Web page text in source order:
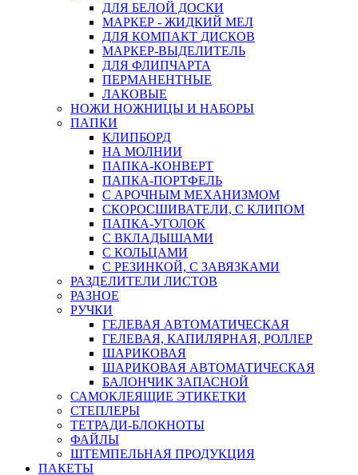
ДЛЯ БЕЛОЙ ДОСКИ
МАРКЕР - ЖИДКИЙ МЕЛ
ДЛЯ КОМПАКТ ДИСКОВ
МАРКЕР-ВЫДЕЛИТЕЛЬ
ДЛЯ ФЛИПЧАРТА
ПЕРМАНЕНТНЫЕ
ЛАКОВЫЕ
НОЖИ НОЖНИЦЫ И НАБОРЫ
ПАПКИ
КЛИПБОРД
НА МОЛНИИ
ПАПКА-КОНВЕРТ
ПАПКА-ПОРТФЕЛЬ
С АРОЧНЫМ МЕХАНИЗМОМ
СКОРОСШИВАТЕЛИ, С КЛИПОМ
ПАПКА-УГОЛОК
С ВКЛАДЫШАМИ
С КОЛЬЦАМИ
С РЕЗИНКОЙ, С ЗАВЯЗКАМИ
РАЗДЕЛИТЕЛИ ЛИСТОВ
РАЗНОЕ
РУЧКИ
ГЕЛЕВАЯ АВТОМАТИЧЕСКАЯ
ГЕЛЕВАЯ, КАПИЛЯРНАЯ, РОЛЛЕР
ШАРИКОВАЯ
ШАРИКОВАЯ АВТОМАТИЧЕСКАЯ
БАЛОНЧИК ЗАПАСНОЙ
САМОКЛЕЯЩИЕ ЭТИКЕТКИ
СТЕПЛЕРЫ
ТЕТРАДИ-БЛОКНОТЫ
ФАЙЛЫ
ШТЕМПЕЛЬНАЯ ПРОДУКЦИЯ
ПАКЕТЫ